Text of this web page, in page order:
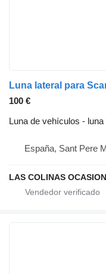
100 €
Luna de vehículos - luna
España, Sant Pere
LAS COLINAS